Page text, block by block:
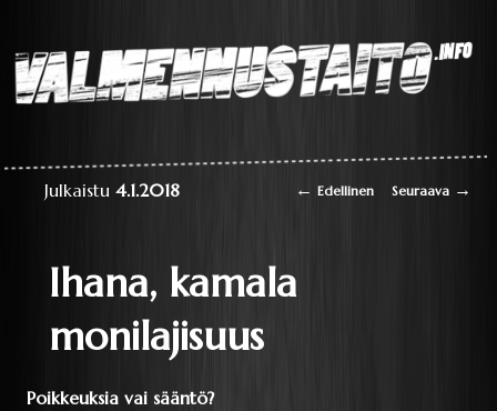
Valmennustaito.info
liikkumisen
perustaitojen
videokirjasto
Artikkelien selaus
← Edellinen Seuraava →
Ihana, kamala
monilajisuus
Julkaistu 4.1.2018
Poikkeuksia vai sääntö?